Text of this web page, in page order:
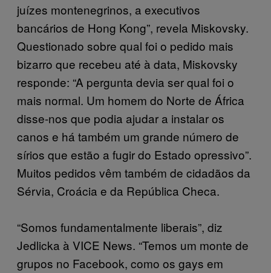
juízes montenegrinos, a executivos
bancários de Hong Kong”, revela Miskovsky.
Questionado sobre qual foi o pedido mais
bizarro que recebeu até à data, Miskovsky
responde: “A pergunta devia ser qual foi o
mais normal. Um homem do Norte de África
disse-nos que podia ajudar a instalar os
canos e há também um grande número de
sírios que estão a fugir do Estado opressivo”.
Muitos pedidos vêm também de cidadãos da
Sérvia, Croácia e da República Checa.
“Somos fundamentalmente liberais”, diz
Jedlicka à VICE News. “Temos um monte de
grupos no Facebook, como os gays em